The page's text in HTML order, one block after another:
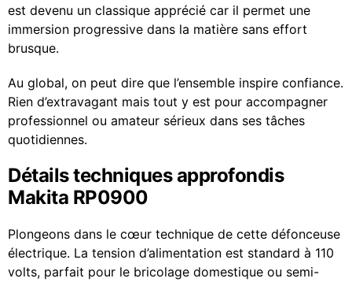
est devenu un classique apprécié car il permet une
immersion progressive dans la matière sans effort
brusque.
Au global, on peut dire que l’ensemble inspire confiance.
Rien d’extravagant mais tout y est pour accompagner
professionnel ou amateur sérieux dans ses tâches
quotidiennes.
Détails techniques approfondis
Makita RP0900
Plongeons dans le cœur technique de cette défonceuse
électrique. La tension d’alimentation est standard à 110
volts, parfait pour le bricolage domestique ou semi-